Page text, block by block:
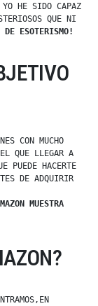
YO HE SIDO CAPAZ
QUE NI
DE ESOTERISMO!
CON MUCHO
EL QUE LLEGAR A
PUEDE HACERTE
DE ADQUIRIR
MUESTRA